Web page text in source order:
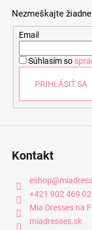
Nezmeškajte
Email
Súhlasím so
PRIHLÁSIŤ SA
Kontakt
eshop@
+421 902 469
Mia Dresses na
miadresses.sk